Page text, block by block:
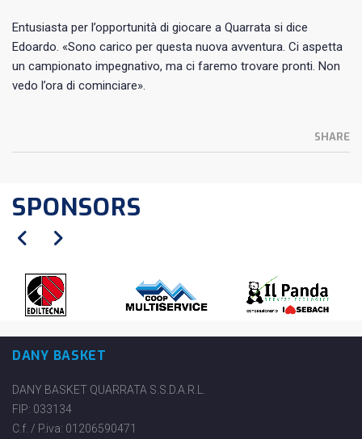
Entusiasta per l’opportunità di giocare a Quarrata si dice
Edoardo. «Sono carico per questa nuova avventura. Ci aspetta
un campionato impegnativo, ma ci faremo trovare pronti. Non
vedo l’ora di cominciare».
SHARE
SPONSORS
DANY BASKET
DANY BASKET QUARRATA S.S.D.A.R.L.
FIP: 033134
C.f. / P.iva: 01206590471